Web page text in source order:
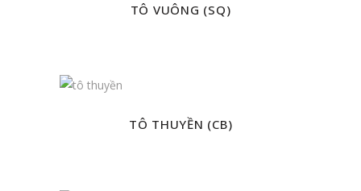
TÔ VUÔNG (SQ)
TÔ THUYỀN (CB)